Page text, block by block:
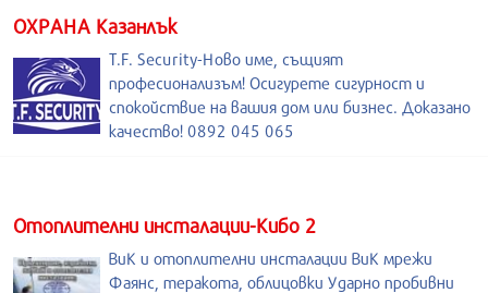
ОХРАНА Казанлък
T.F. Security-Ново име, същият
професионализъм! Осигурете сигурност и
спокойствие на вашия дом или бизнес. Доказано
качество! 0892 045 065
Отоплителни инсталации-Кибо 2
ВиК и отоплителни инсталации ВиК мрежи
Фаянс, теракота, облицовки Ударно пробивни